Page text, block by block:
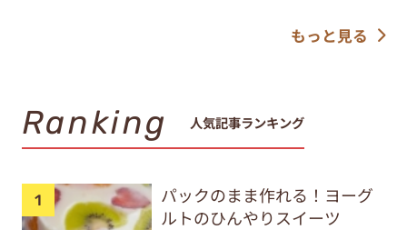
もっと見る
Ranking 人気記事ランキング
パックのまま作れる！ヨーグ
ルトのひんやりスイーツ